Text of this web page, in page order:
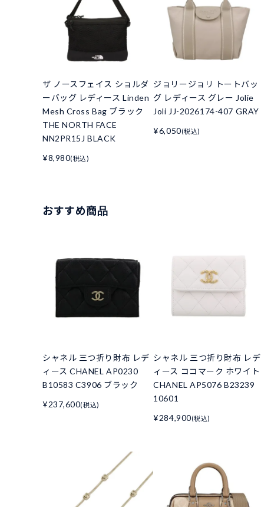
ザ ノースフェイス ショルダ
ーバッグ レディース Linden
Mesh Cross Bag ブラック
THE NORTH FACE
NN2PR15J BLACK
¥8,980(税込)
ジョリージョリ トートバッ
グ レディース グレー Jolie
Joli JJ-2026174-407 GRAY
¥6,050(税込)
おすすめ商品
シャネル 三つ折り財布 レデ
ィース CHANEL AP0230
B10583 C3906 ブラック
¥237,600(税込)
シャネル 三つ折り財布 レデ
ィース ココマーク ホワイト
CHANEL AP5076 B23239
10601
¥284,900(税込)